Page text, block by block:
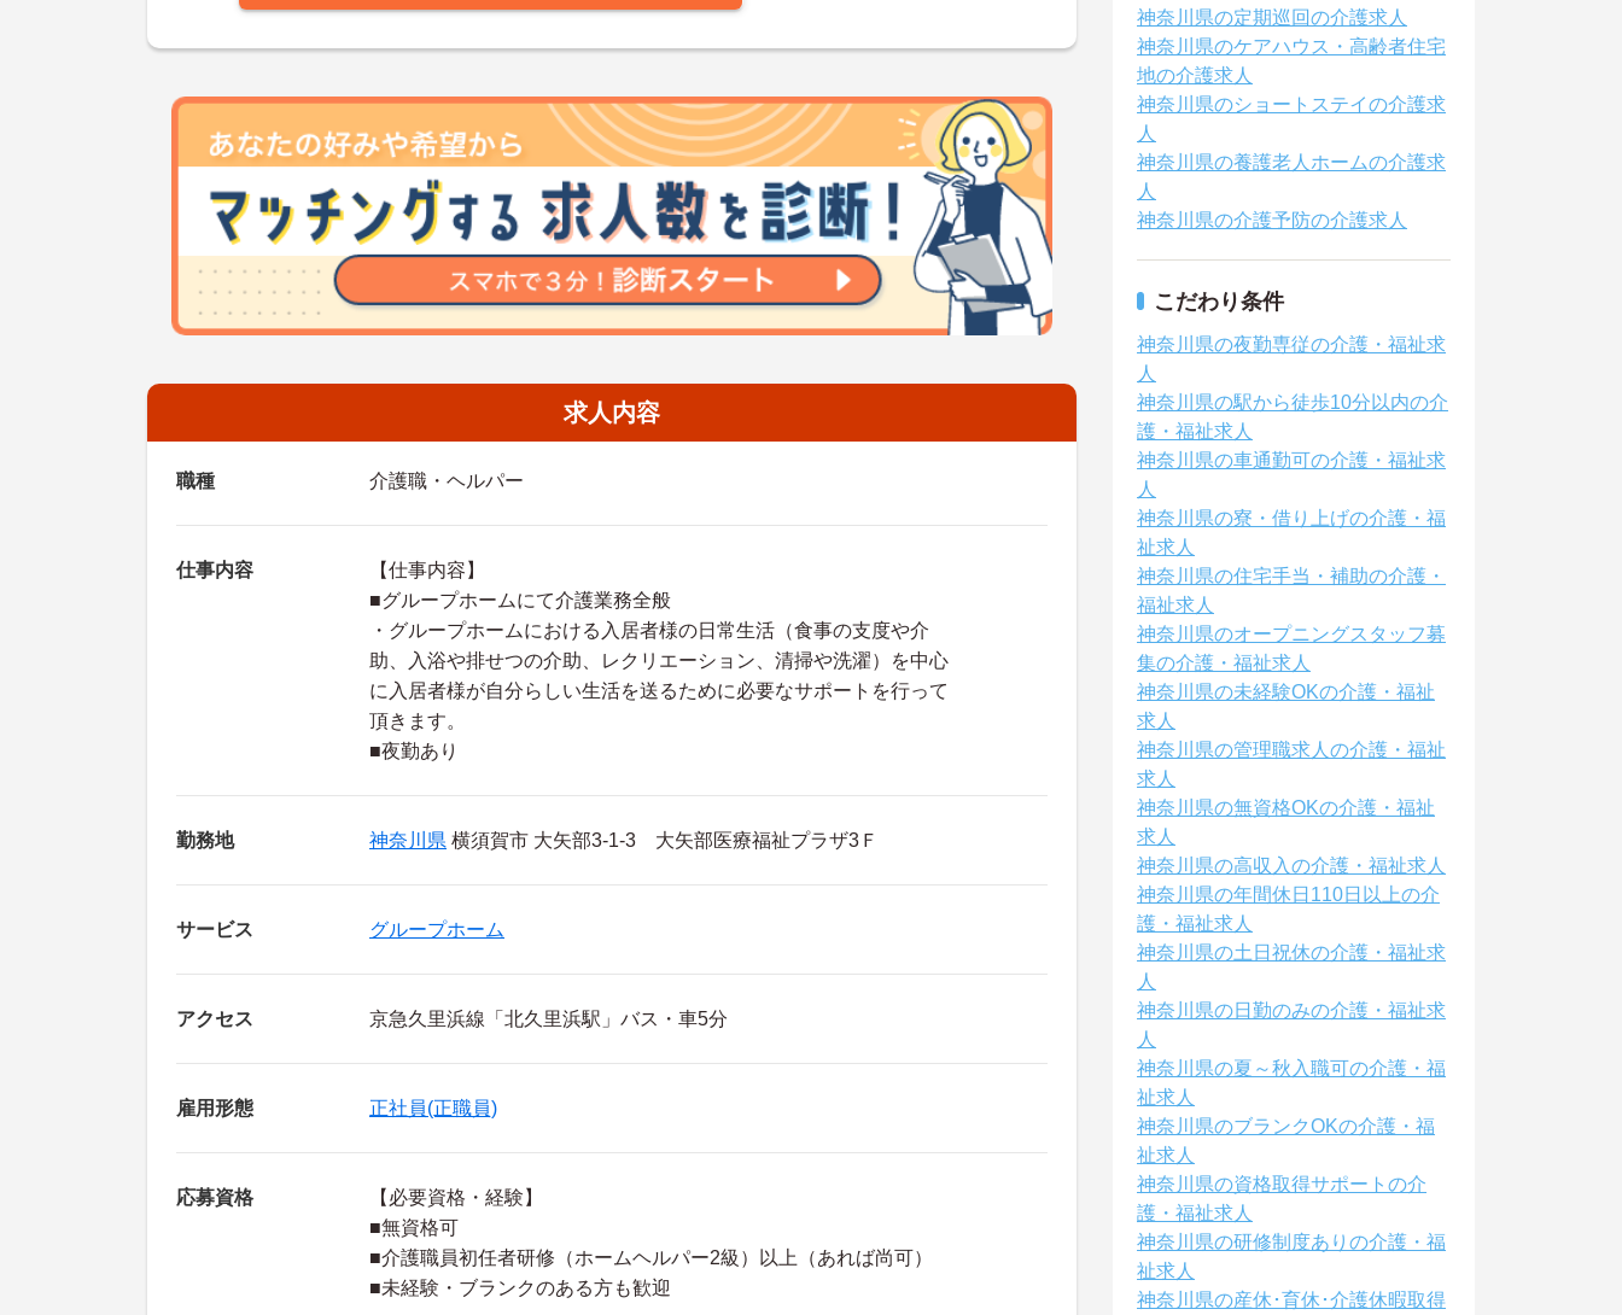
求人内容
職種 介護職・ヘルパー
仕事内容
【仕事内容】
■グループホームにて介護業務全般
・グループホームにおける入居者様の日常生活（食事の支度や介
助、入浴や排せつの介助、レクリエーション、清掃や洗濯）を中心
に入居者様が自分らしい生活を送るために必要なサポートを行って
頂きます。
■夜勤あり
勤務地 神奈川県 横須賀市 大矢部3-1-3 大矢部医療福祉プラザ3Ｆ
サービス グループホーム
アクセス 京急久里浜線「北久里浜駅」バス・車5分
雇用形態 正社員(正職員)
応募資格
【必要資格・経験】
■無資格可
■介護職員初任者研修（ホームヘルパー2級）以上（あれば尚可）
■未経験・ブランクのある方も歓迎
神奈川県の定期巡回の介護求人
神奈川県のケアハウス・高齢者住宅
地の介護求人
神奈川県のショートステイの介護求
人
神奈川県の養護老人ホームの介護求
人
神奈川県の介護予防の介護求人
こだわり条件
神奈川県の夜勤専従の介護・福祉求
人
神奈川県の駅から徒歩10分以内の介
護・福祉求人
神奈川県の車通勤可の介護・福祉求
人
神奈川県の寮・借り上げの介護・福
祉求人
神奈川県の住宅手当・補助の介護・
福祉求人
神奈川県のオープニングスタッフ募
集の介護・福祉求人
神奈川県の未経験OKの介護・福祉
求人
神奈川県の管理職求人の介護・福祉
求人
神奈川県の無資格OKの介護・福祉
求人
神奈川県の高収入の介護・福祉求人
神奈川県の年間休日110日以上の介
護・福祉求人
神奈川県の土日祝休の介護・福祉求
人
神奈川県の日勤のみの介護・福祉求
人
神奈川県の夏～秋入職可の介護・福
祉求人
神奈川県のブランクOKの介護・福
祉求人
神奈川県の資格取得サポートの介
護・福祉求人
神奈川県の研修制度ありの介護・福
祉求人
神奈川県の産休･育休･介護休暇取得